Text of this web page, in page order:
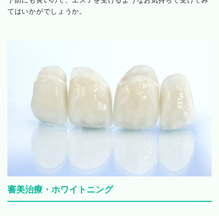
てはいかがでしょうか。
審美治療・ホワイトニング